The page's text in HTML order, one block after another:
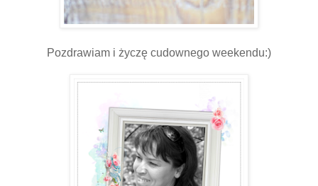
Pozdrawiam i życzę cudownego weekendu:)